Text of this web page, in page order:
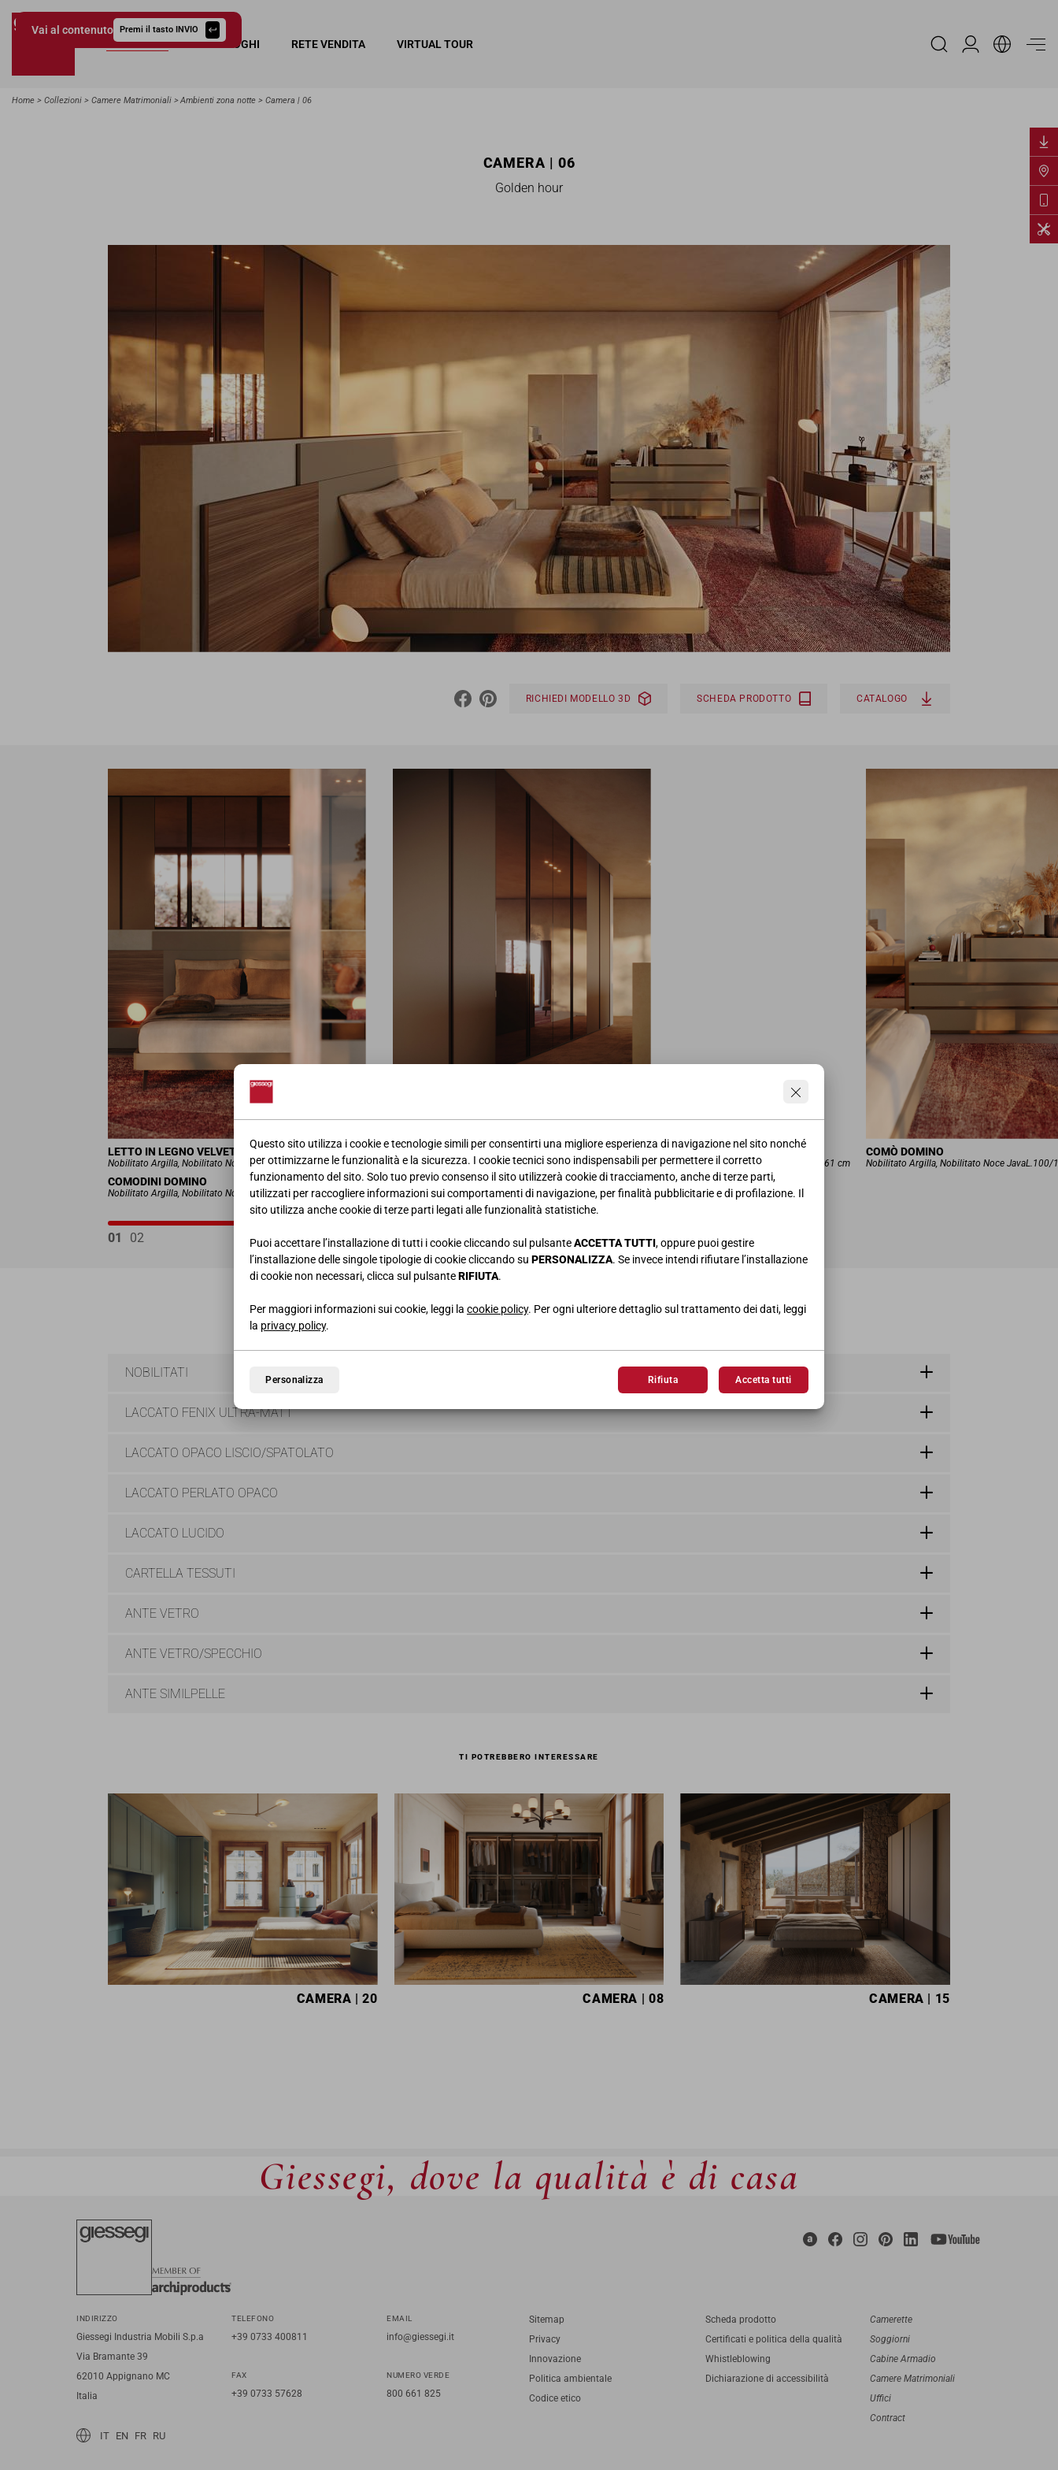
Questo sito utilizza i cookie e tecnologie simili per consentirti una migliore esperienza di navigazione nel sito nonché
per ottimizzarne le funzionalità e la sicurezza. I cookie tecnici sono indispensabili per permettere il corretto
funzionamento del sito. Solo tuo previo consenso il sito utilizzerà cookie di tracciamento, anche di terze parti,
utilizzati per raccogliere informazioni sui comportamenti di navigazione, per finalità pubblicitarie e di profilazione. Il
sito utilizza anche cookie di terze parti legati alle funzionalità statistiche.
Puoi accettare l’installazione di tutti i cookie cliccando sul pulsanteACCETTA TUTTI, oppure puoi gestire
l’installazione delle singole tipologie di cookie cliccando su PERSONALIZZA. Se invece intendi rifiutare l’installazione
di cookie non necessari, clicca sul pulsanteRIFIUTA.
Per maggiori informazioni sui cookie, leggi la cookie policy. Per ogni ulteriore dettaglio sul trattamento dei dati, leggi
la privacy policy.
Personalizza Rifiuta Accetta tutti
Vai al contenuto Premi il tasto INVIO
COLLEZIONI CATALOGHI RETE VENDITA VIRTUAL TOUR
Area Riservata
Home Collezioni Camere Matrimoniali Ambienti zona notte Camera | 06
CAMERA | 06
Golden hour
RICHIEDI MODELLO 3D SCHEDA PRODOTTO CATALOGO
LETTO IN LEGNO VELVET
Nobilitato Argilla, Nobilitato Noce JavaL.300 • H.118 • P.210,6 cm
COMODINI DOMINO
Nobilitato Argilla, Nobilitato Noce JavaL.50 • H.23 • P.51,5 cm
ARMADIO BATTENTE UNO E MURANO
Nobilitato Argilla, Specchio Bronzo, Maniglia R Laccata Brown, Interni in Nobilitato LinoL.368,5 • H.262 • P.61 cm
COMÒ DOMINO
Nobilitato Argilla, Nobilitato Noce JavaL.100/
01 02
NOBILITATI
LACCATO FENIX ULTRA-MATT
LACCATO OPACO LISCIO/SPATOLATO
LACCATO PERLATO OPACO
LACCATO LUCIDO
CARTELLA TESSUTI
ANTE VETRO
ANTE VETRO/SPECCHIO
ANTE SIMILPELLE
TI POTREBBERO INTERESSARE
CAMERA | 20 CAMERA | 08 CAMERA | 15
Giessegi, dove la qualità è di casa
INDIRIZZO
Giessegi Industria Mobili S.p.a
Via Bramante 39
62010 Appignano MC
Italia
TELEFONO
+39 0733 400811
FAX
+39 0733 57628
EMAIL
info@giessegi.it
NUMERO VERDE
800 661 825
Sitemap
Privacy
Innovazione
Politica ambientale
Codice etico
Scheda prodotto
Certificati e politica della qualità
Whistleblowing
Dichiarazione di accessibilità
Camerette
Soggiorni
Cabine Armadio
Camere Matrimoniali
Uffici
Contract
IT EN FR RU